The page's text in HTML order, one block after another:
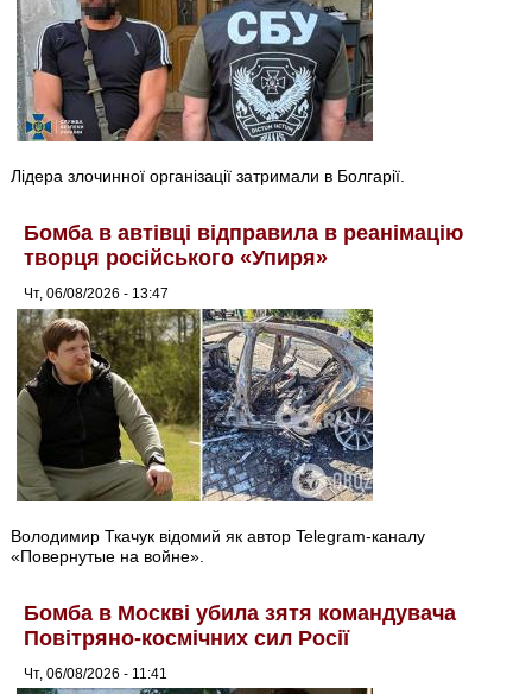
Лідера злочинної організації затримали в Болгарії.
Бомба в автівці відправила в реанімацію
творця російського «Упиря»
Чт, 06/08/2026 - 13:47
Володимир Ткачук відомий як автор Telegram-каналу
«Повернутые на войне».
Бомба в Москві убила зятя командувача
Повітряно-космічних сил Росії
Чт, 06/08/2026 - 11:41